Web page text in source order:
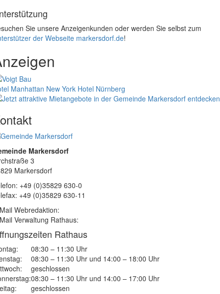
Sie unsere Anzeigenkunden oder werden Sie selbst zum
der Webseite markersdorf.de!
Manhattan New York Hotel Nürnberg
Markersdorf
3
Markersdorf
+49 (0)35829 630-0
+49 (0)35829 630-11
Webredaktion:
Verwaltung Rathaus:
Rathaus
08:30 – 11:30 Uhr
08:30 – 11:30 Uhr und 14:00 – 18:00 Uhr
geschlossen
08:30 – 11:30 Uhr und 14:00 – 17:00 Uhr
geschlossen